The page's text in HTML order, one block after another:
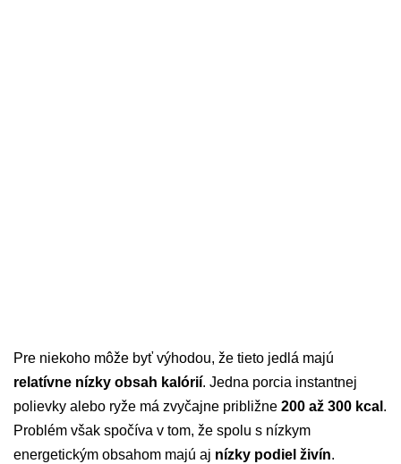
Pre niekoho môže byť výhodou, že tieto jedlá majú
relatívne nízky obsah kalórií. Jedna porcia instantnej
polievky alebo ryže má zvyčajne približne 200 až 300 kcal .
Problém však spočíva v tom, že spolu s nízkym
energetickým obsahom majú aj nízky podiel živín.